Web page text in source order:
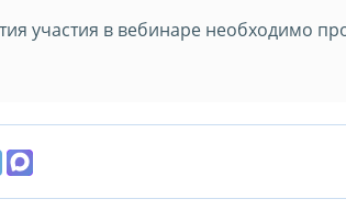
участия в вебинаре необходимо